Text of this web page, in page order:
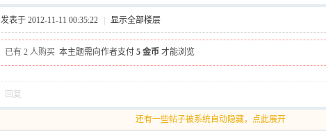
发表于 2012-11-11 00:35:22 显示全部楼层
已有 2 人购买 本主题需向作者支付 5 金币 才能浏览
回复
还有一些帖子被系统自动隐藏，点此展开